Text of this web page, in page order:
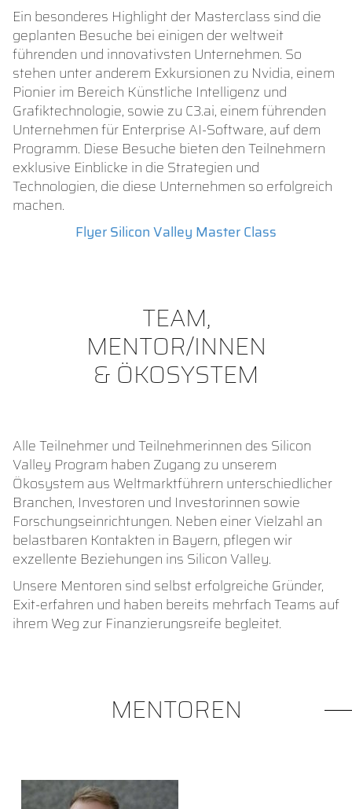
Ein besonderes Highlight der Masterclass sind die
geplanten Besuche bei einigen der weltweit
führenden und innovativsten Unternehmen. So
stehen unter anderem Exkursionen zu Nvidia, einem
Pionier im Bereich Künstliche Intelligenz und
Grafiktechnologie, sowie zu C3.ai, einem führenden
Unternehmen für Enterprise AI-Software, auf dem
Programm. Diese Besuche bieten den Teilnehmern
exklusive Einblicke in die Strategien und
Technologien, die diese Unternehmen so erfolgreich
machen.
Flyer Silicon Valley Master Class
TEAM,
MENTOR/INNEN
& ÖKOSYSTEM
Alle Teilnehmer und Teilnehmerinnen des Silicon
Valley Program haben Zugang zu unserem
Ökosystem aus Weltmarktführern unterschiedlicher
Branchen, Investoren und Investorinnen sowie
Forschungseinrichtungen. Neben einer Vielzahl an
belastbaren Kontakten in Bayern, pflegen wir
exzellente Beziehungen ins Silicon Valley.
Unsere Mentoren sind selbst erfolgreiche Gründer,
Exit-erfahren und haben bereits mehrfach Teams auf
ihrem Weg zur Finanzierungsreife begleitet.
MENTOREN